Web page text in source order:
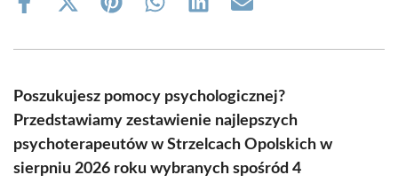
Share
Share
(Twitter)
Share Share Share Share
Poszukujesz pomocy psychologicznej?
Przedstawiamy zestawienie najlepszych
psychoterapeutów w Strzelcach Opolskich w
sierpniu 2026 roku wybranych spośród 4